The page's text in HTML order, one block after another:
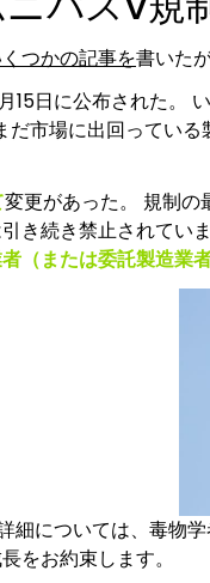
つかの記事を書いた
15日に公布された。
だ市場に出回ってい
変更があった。 規制
き続き禁止されていま
（または委託製造業
については、毒物
をお約束します。